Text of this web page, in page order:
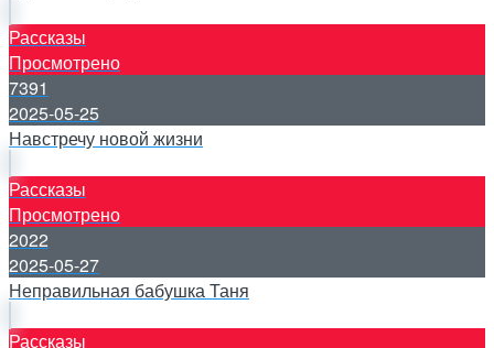
Рассказы
Просмотрено
7391
2025-05-25
Навстречу новой жизни
Рассказы
Просмотрено
2022
2025-05-27
Неправильная бабушка Таня
Рассказы